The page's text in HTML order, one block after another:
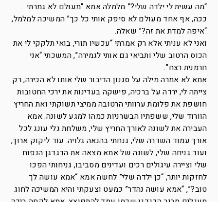
“מה עשית לי ילדה שלי?” מלמלה אמא “מעולם לא גמרתי
ככה, אף אחד מעולם לא סיפק אותי כל כך” המשיכה למלמל,
“איפה למדת את זה?” שאלה.
ואני לא עניתי אלא רק אמרתי “עכשיו תורי, בואי תלקקי לי את
הכוס הרטוב שלי ותביאי גם אותי לגמירה”, המשכתי “אני
חרמנית רצח”.
אמא לא אמרה מילה על סגנון הדיבור שלי אותו לא הכירה, רק
צייתה לי, ירדה על ברכיה, פישקה בעדינות את ירכי החטובות
חושפת את פלומת ערוותי הרטובה ממיצי תשוקתי ואת החריץ
הוורוד שלי, ששפתיו הבשרניות כמהו למגע לשונה. אמא
העבירה את לשונה לאורך החריץ שלי, משלחת גלי עונג לכל
אורך עמוד השדרה שלי, גנחתי בהנאה גלויה. עוד ליקוק ארוך,
ועוד גניחה שלי, לשונה של אמא מצאה את הדגדגן הנפוח
שלי וציירה עיגולים רכים ועדינים מסביבו, גניחותי הפכו
לחזקות יותר, “כן ילדה שלי” לחשה אמא “אמא עושה לך
טוב?”, “אמא עושה נהדר” כמעט וצעקתי והיא המשיכה לחוג